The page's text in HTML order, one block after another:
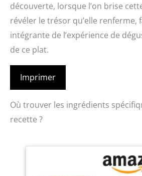
découverte, lorsque l’on brise
révéler le trésor qu’elle renferme,
intégrante de l’expérience de
de ce plat.
Imprimer
Où trouver les ingrédients
recette ?